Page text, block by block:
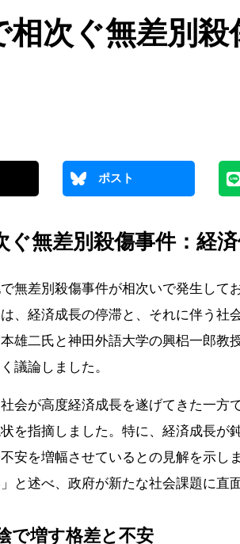
相次ぐ無差別
ポスト
ぐ無差別殺傷事件：経
無差別殺傷事件が相次いで発生して
、経済成長の停滞と、それに伴う社
雄二氏と神田外語大学の興梠一郎教
議論しました。
会が高度経済成長を遂げてきた一方
を指摘しました。特に、経済成長が
安を増幅させているとの見解を示し
と述べ、政府が新たな社会課題に直
で増す格差と不安